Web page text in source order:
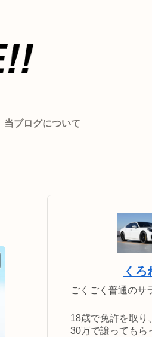
当ブログについて
くろ
ごくごく普通のサ
18歳で免許を取り
30万で譲ってもら